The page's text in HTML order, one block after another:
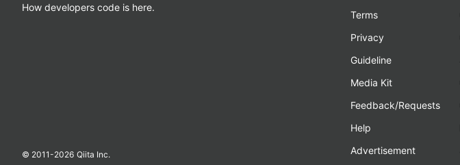
How developers code is here.
© 2011-2026 Qiita Inc.
Terms
Privacy
Guideline
Media Kit
Feedback/Requests
Help
Advertisement